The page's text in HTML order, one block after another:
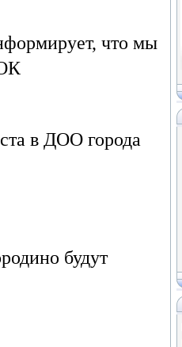
что мы
в ДОО города
будут